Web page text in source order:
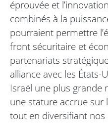
éprouvée et
combinés à la
pourraient permettre
front sécuritaire et
partenariats
alliance avec les États-
Israël une plus
une stature accrue sur
tout en diversifiant nos